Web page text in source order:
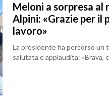
Meloni a sorpresa al
Alpini: «Grazie per il
lavoro»
La presidente ha percorso un
salutata e applaudita: «Brava,